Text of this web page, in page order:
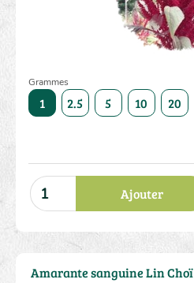
Grammes
1 2.5 5 10 20
Ajouter
Amarante sanguine Lin Choï